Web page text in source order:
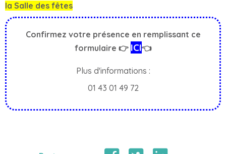
la Salle des fêtes
Confirmez votre présence en remplissant ce
formulaire 👉 ICI👈
Plus d'informations :
01 43 01 49 72